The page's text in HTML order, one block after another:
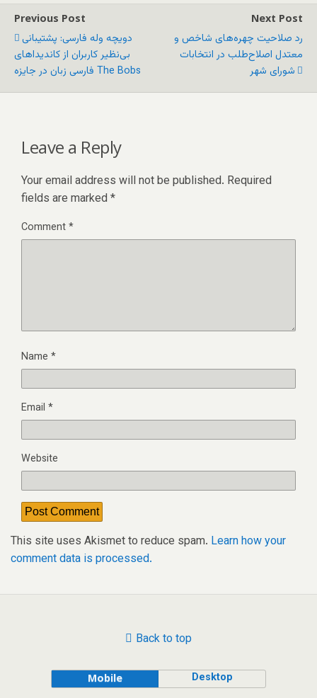
Previous Post
دویچه وله فارسی: پشتیبانی
بی‌نظیر کاربران از کاندیداهای
فارسی زبان در جایزه The Bobs
Next Post
رد صلاحیت چهره‌های شاخص و
معتدل اصلاح‌طلب در انتخابات
شورای شهر
Leave a Reply
Your email address will not be published. Required
fields are marked *
Comment*
Name *
Email *
Website
This site uses Akismet to reduce spam. Learn how your
comment data is processed.
Back to top
Mobile Desktop